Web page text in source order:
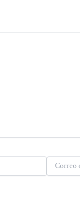
Correo
electrónico*